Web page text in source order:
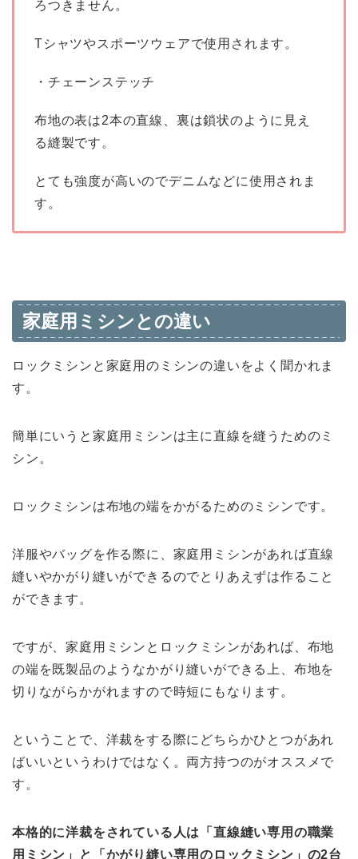
ろつきません。
Tシャツやスポーツウェアで使用されます。
・チェーンステッチ
布地の表は2本の直線、裏は鎖状のように見え
る縫製です。
とても強度が高いのでデニムなどに使用されま
す。
家庭用ミシンとの違い
ロックミシンと家庭用のミシンの違いをよく聞かれま
す。
簡単にいうと家庭用ミシンは主に直線を縫うためのミ
シン。
ロックミシンは布地の端をかがるためのミシンです。
洋服やバッグを作る際に、家庭用ミシンがあれば直線
縫いやかがり縫いができるのでとりあえずは作ること
ができます。
ですが、家庭用ミシンとロックミシンがあれば、布地
の端を既製品のようなかがり縫いができる上、布地を
切りながらかがれますので時短にもなります。
ということで、洋裁をする際にどちらかひとつがあれ
ばいいというわけではなく。両方持つのがオススメで
す。
本格的に洋裁をされている人は「直線縫い専用の職業
用ミシン」と「かがり縫い専用のロックミシン」の2台